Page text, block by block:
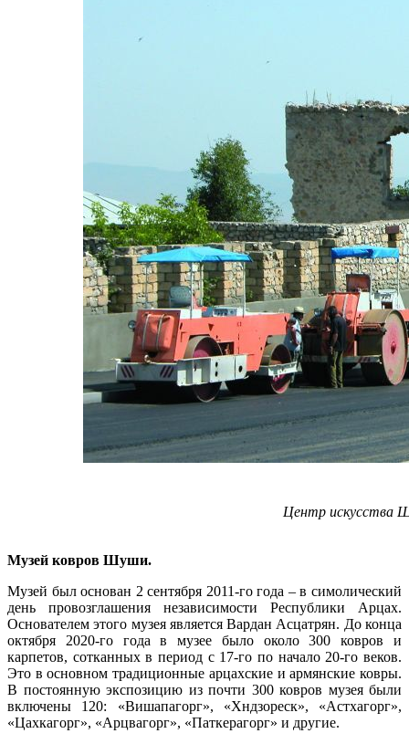
Центр искусства
Музей ковров Шуши.
Музей был основан 2 сентября 2011-го года – в симолический
день провозглашения независимости Республики Арцах.
Основателем этого музея является Вардан Асцатрян. До конца
октября 2020-го года в музее было около 300 ковров и
карпетов, сотканных в период с 17-го по начало 20-го веков.
Это в основном традиционные арцахские и армянские ковры.
В постоянную экспозицию из почти 300 ковров музея были
включены 120: «Вишапагорг», «Хндзореск», «Астхагорг»,
«Цахкагорг», «Арцвагорг», «Паткерагорг» и другие.